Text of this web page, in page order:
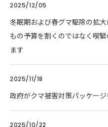
2025/12/05
冬眠期および春グマ駆除の拡
もの予算を割くのではなく喫
ます
2025/11/18
政府がクマ被害対策パッケー
2025/10/22